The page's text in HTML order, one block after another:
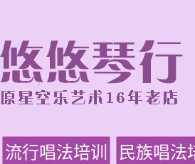
流行唱法培训 民族唱法